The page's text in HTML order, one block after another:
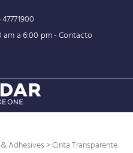
am a 6:00 pm -Contacto
Adhesives> Cinta Transparente